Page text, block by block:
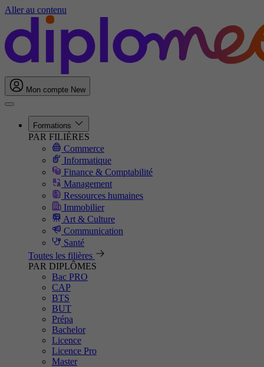
Aller au contenu
Mon compte New
Formations
PAR FILIÈRES
Commerce
Informatique
Finance & Comptabilité
Management
Ressources humaines
Immobilier
Art & Culture
Communication
Santé
Toutes les filières
PAR DIPLÔMES
Bac PRO
CAP
BTS
BUT
Prépa
Bachelor
Licence
Licence Pro
Master